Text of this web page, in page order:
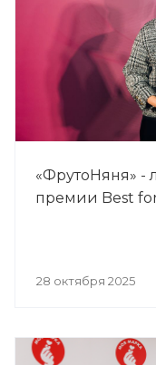
«ФрутоНяня» -
премии Best
28 октября 2025